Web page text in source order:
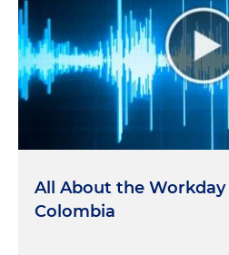
All About the
Colombia